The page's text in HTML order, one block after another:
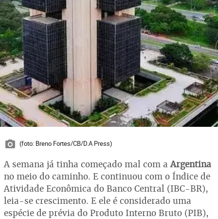
(foto: Breno Fortes/CB/D.A Press)
A semana já tinha começado mal com aArgentina
no meio do caminho. E continuou com o Índice de
Atividade Econômica do Banco Central (IBC-BR),
leia-se crescimento. E ele é considerado uma
espécie de prévia do Produto Interno Bruto (PIB),